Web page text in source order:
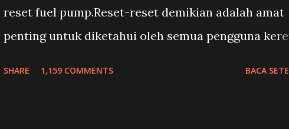
reset fuel pump.Reset-reset demikian adalah amat
penting untuk diketahui oleh semua pengguna
SHARE 1,159 COMMENTS BACA